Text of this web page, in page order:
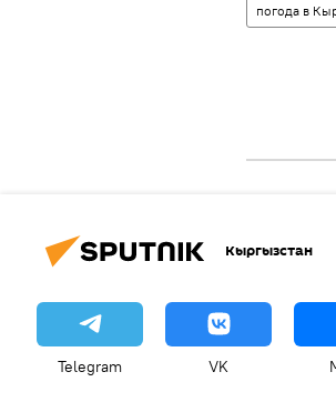
погода в
Кыргызстан
Telegram VK